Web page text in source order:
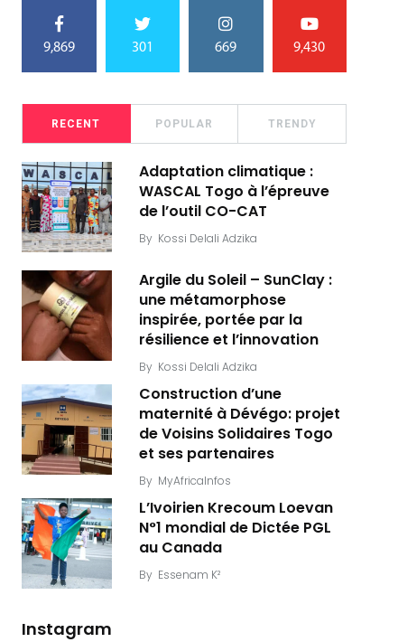
9,869 301 669 9,430
RECENT POPULAR TRENDY
Adaptation climatique :
WASCAL Togo à l’épreuve
de l’outil CO-CAT
By Kossi Delali Adzika
Argile du Soleil – SunClay :
une métamorphose
inspirée, portée par la
résilience et l’innovation
By Kossi Delali Adzika
Construction d’une
maternité à Dévégo: projet
de Voisins Solidaires Togo
et ses partenaires
By MyAfricaInfos
L’Ivoirien Krecoum Loevan
N°1 mondial de Dictée PGL
au Canada
By Essenam K²
Instagram